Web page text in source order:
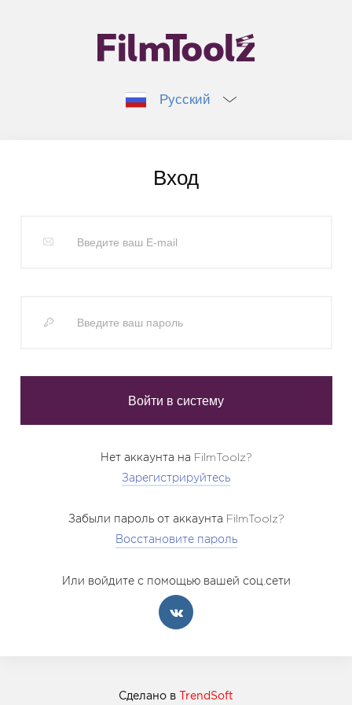
Русский
Вход
Нет аккаунта на FilmToolz?
Зарегистрируйтесь
Забыли пароль от аккаунта FilmToolz?
Восстановите пароль
Или войдите с помощью вашей соц.сети
Сделано в TrendSoft